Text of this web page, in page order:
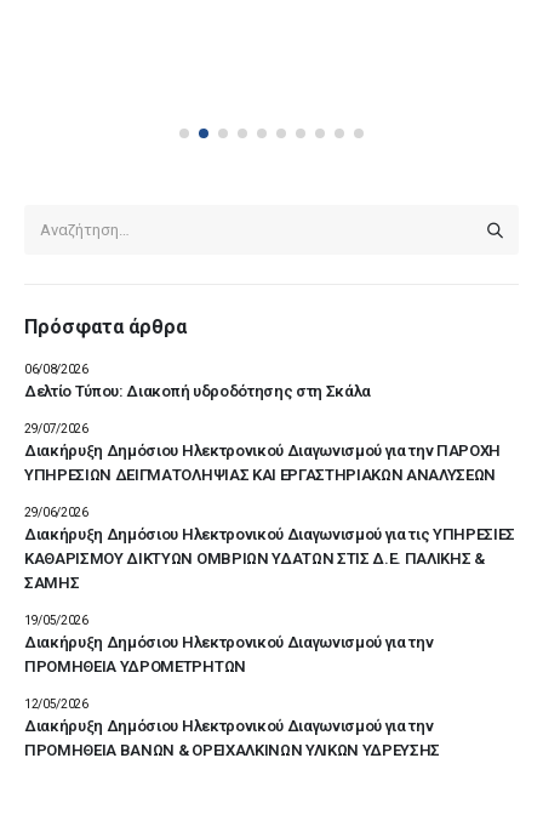
Πρόσφατα άρθρα
Δελτίο Τύπου: Διακοπή υδροδότησης στη Σκάλα
06/08/2026
Διακήρυξη Δημόσιου Ηλεκτρονικού Διαγωνισμού για την ΠΑΡΟΧΗ
ΥΠΗΡΕΣΙΩΝ ΔΕΙΓΜΑΤΟΛΗΨΙΑΣ ΚΑΙ ΕΡΓΑΣΤΗΡΙΑΚΩΝ ΑΝΑΛΥΣΕΩΝ
29/07/2026
Διακήρυξη Δημόσιου Ηλεκτρονικού Διαγωνισμού για τις ΥΠΗΡΕΣΙΕΣ
ΚΑΘΑΡΙΣΜΟΥ ΔΙΚΤΥΩΝ ΟΜΒΡΙΩΝ ΥΔΑΤΩΝ ΣΤΙΣ Δ.Ε. ΠΑΛΙΚΗΣ &
ΣΑΜΗΣ
29/06/2026
Διακήρυξη Δημόσιου Ηλεκτρονικού Διαγωνισμού για την
ΠΡΟΜΗΘΕΙΑ ΥΔΡΟΜΕΤΡΗΤΩΝ
19/05/2026
Διακήρυξη Δημόσιου Ηλεκτρονικού Διαγωνισμού για την
ΠΡΟΜΗΘΕΙΑ ΒΑΝΩΝ & ΟΡΕΙΧΑΛΚΙΝΩΝ ΥΛΙΚΩΝ ΥΔΡΕΥΣΗΣ
12/05/2026